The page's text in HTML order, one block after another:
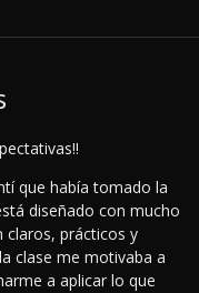
que había tomado la
diseñado con mucho
claros, prácticos y
clase me motivaba a
a aplicar lo que